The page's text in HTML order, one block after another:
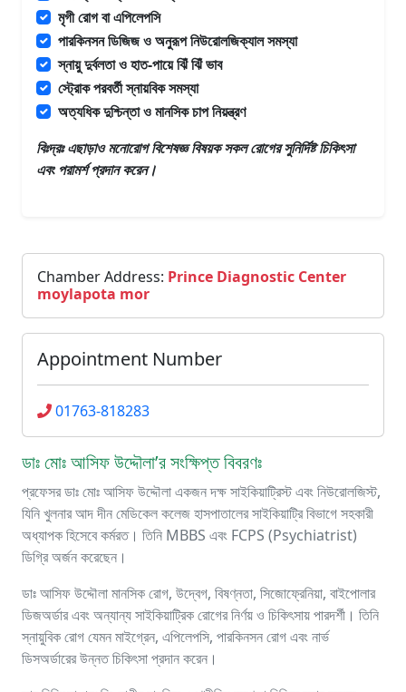
মৃগী রোগ বা এপিলেপসি
পারকিনসন ডিজিজ ও অনুরূপ নিউরোলজিক্যাল সমস্যা
স্নায়ু দুর্বলতা ও হাত-পায়ে ঝিঁ ঝিঁ ভাব
স্ট্রোক পরবর্তী স্নায়বিক সমস্যা
অত্যধিক দুশ্চিন্তা ও মানসিক চাপ নিয়ন্ত্রণ
বিঃদ্রঃ এছাড়াওমনোরোগ বিশেষজ্ঞবিষয়ক সকল রোগের সুনির্দিষ্ট চিকিৎসা
এবং পরামর্শ প্রদান করেন।
Chamber Address: Prince Diagnostic Center
moylapota mor
Appointment Number
01763-818283
ডাঃ মোঃ আসিফ উদ্দৌলা’র সংক্ষিপ্ত বিবরণঃ
প্রফেসর ডাঃ মোঃ আসিফ উদ্দৌলা একজন দক্ষ সাইকিয়াট্রিস্ট এবং নিউরোলজিস্ট,
যিনি খুলনার আদ দীন মেডিকেল কলেজ হাসপাতালের সাইকিয়াট্রি বিভাগে সহকারী
অধ্যাপক হিসেবে কর্মরত। তিনি MBBS এবং FCPS (Psychiatrist)
ডিগ্রি অর্জন করেছেন।
ডাঃ আসিফ উদ্দৌলা মানসিক রোগ, উদ্বেগ, বিষণ্নতা, সিজোফ্রেনিয়া, বাইপোলার
ডিজঅর্ডার এবং অন্যান্য সাইকিয়াট্রিক রোগের নির্ণয় ও চিকিৎসায় পারদর্শী। তিনি
স্নায়ুবিক রোগ যেমন মাইগ্রেন, এপিলেপসি, পারকিনসন রোগ এবং নার্ভ
ডিসঅর্ডারের উন্নত চিকিৎসা প্রদান করেন।